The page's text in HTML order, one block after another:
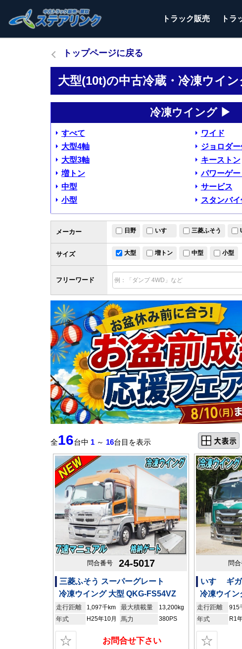
トラック販売 トラ
トップページに戻る
大型(10t)の中古冷蔵・冷凍ウイン
冷凍ウイング ▶
すべて
大型4軸
大型3軸
増トン
中型
小型
ワイド
ジョロダー
キーストン
パワーゲー
サービス
スタンバイ
サイズ 大型 増トン 中型 小型
フリーワード
メーカー 日野 いすゞ 三菱ふそう
全16台中 1 ～ 16台目を表示
問合番号 24-5017
三菱ふそう スーパーグレート
冷凍ウイング 大型 QKG-FS54VZ
走行距離 1,097千km 最大積載量 13,200kg
年式 H25年10月 馬力 380PS
☆ お問合せ下さい
問
いすゞ ギガ
冷凍ウイン
走行距離 915
年式 R1
☆